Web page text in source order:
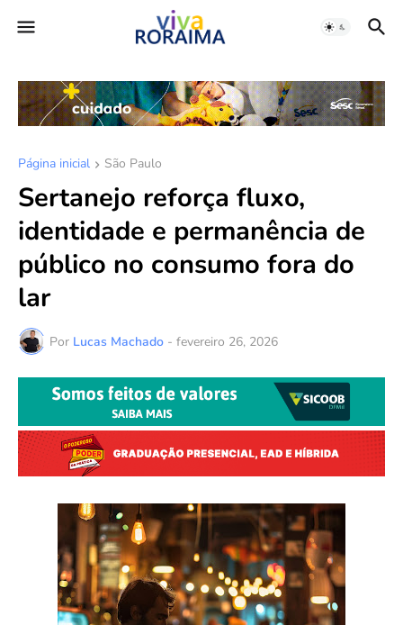
Página inicial São Paulo
Sertanejo reforça fluxo,
identidade e permanência de
público no consumo fora do
lar
Por Lucas Machado - fevereiro 26, 2026